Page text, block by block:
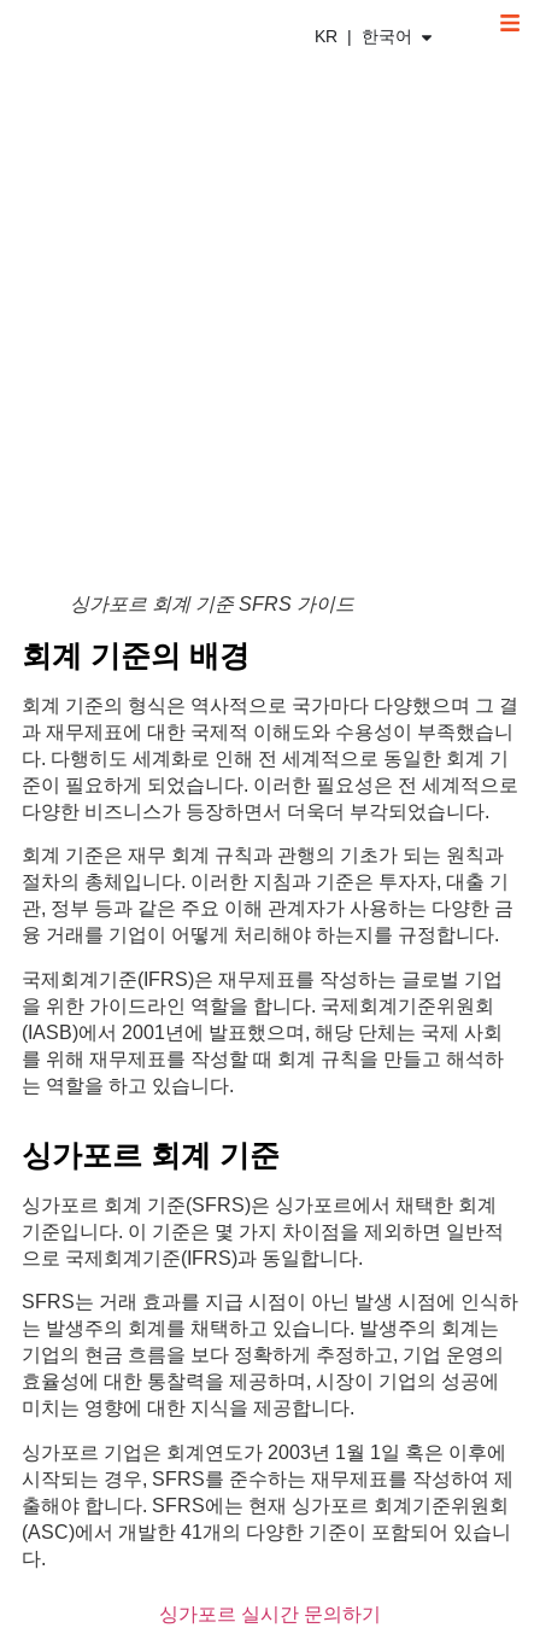
KR | 한국어
싱가포르 회계 기준 SFRS 가이드
회계 기준의 배경
회계 기준의 형식은 역사적으로 국가마다 다양했으며 그 결
과 재무제표에 대한 국제적 이해도와 수용성이 부족했습니
다. 다행히도 세계화로 인해 전 세계적으로 동일한 회계 기
준이 필요하게 되었습니다. 이러한 필요성은 전 세계적으로
다양한 비즈니스가 등장하면서 더욱더 부각되었습니다.
회계 기준은 재무 회계 규칙과 관행의 기초가 되는 원칙과
절차의 총체입니다. 이러한 지침과 기준은 투자자, 대출 기
관, 정부 등과 같은 주요 이해 관계자가 사용하는 다양한 금
융 거래를 기업이 어떻게 처리해야 하는지를 규정합니다.
국제회계기준(IFRS)은 재무제표를 작성하는 글로벌 기업
을 위한 가이드라인 역할을 합니다. 국제회계기준위원회
(IASB)에서 2001년에 발표했으며, 해당 단체는 국제 사회
를 위해 재무제표를 작성할 때 회계 규칙을 만들고 해석하
는 역할을 하고 있습니다.
싱가포르 회계 기준
싱가포르 회계 기준(SFRS)은 싱가포르에서 채택한 회계
기준입니다. 이 기준은 몇 가지 차이점을 제외하면 일반적
으로 국제회계기준(IFRS)과 동일합니다.
SFRS는 거래 효과를 지급 시점이 아닌 발생 시점에 인식하
는 발생주의 회계를 채택하고 있습니다. 발생주의 회계는
기업의 현금 흐름을 보다 정확하게 추정하고, 기업 운영의
효율성에 대한 통찰력을 제공하며, 시장이 기업의 성공에
미치는 영향에 대한 지식을 제공합니다.
싱가포르 기업은 회계연도가 2003년 1월 1일 혹은 이후에
시작되는 경우, SFRS를 준수하는 재무제표를 작성하여 제
출해야 합니다. SFRS에는 현재 싱가포르 회계기준위원회
(ASC)에서 개발한 41개의 다양한 기준이 포함되어 있습니
다.
싱가포르 실시간 문의하기